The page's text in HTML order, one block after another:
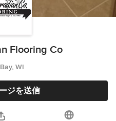
Flooring Co
WI
ジを送信